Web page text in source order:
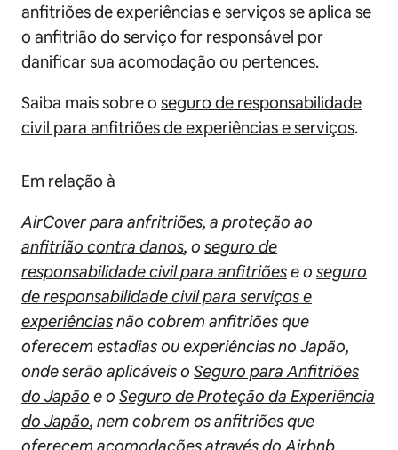
anfitriões de experiências e serviços se aplica se
o anfitrião do serviço for responsável por
danificar sua acomodação ou pertences.
Saiba mais sobre o seguro de responsabilidade
civil para anfitriões de experiências e serviços.
Em relação à
AirCover para anfritriões, a proteção ao
anfitrião contra danos, o seguro de
responsabilidade civil para anfitriõese o seguro
de responsabilidade civil para serviços e
experiênciasnão cobrem anfitriões que
oferecem estadias ou experiências no Japão,
onde serão aplicáveis o Seguro para Anfitriões
do Japão e o Seguro de Proteção da Experiência
do Japão, nem cobrem os anfitriões que
oferecem acomodações através do Airbnb